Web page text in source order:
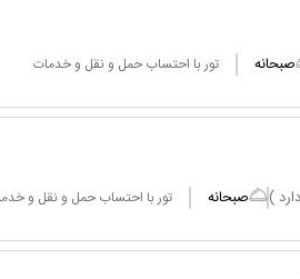
صبحانه تور با احتساب حمل و نقل و خدمات
صبحانه تور با احتساب حمل و نقل و